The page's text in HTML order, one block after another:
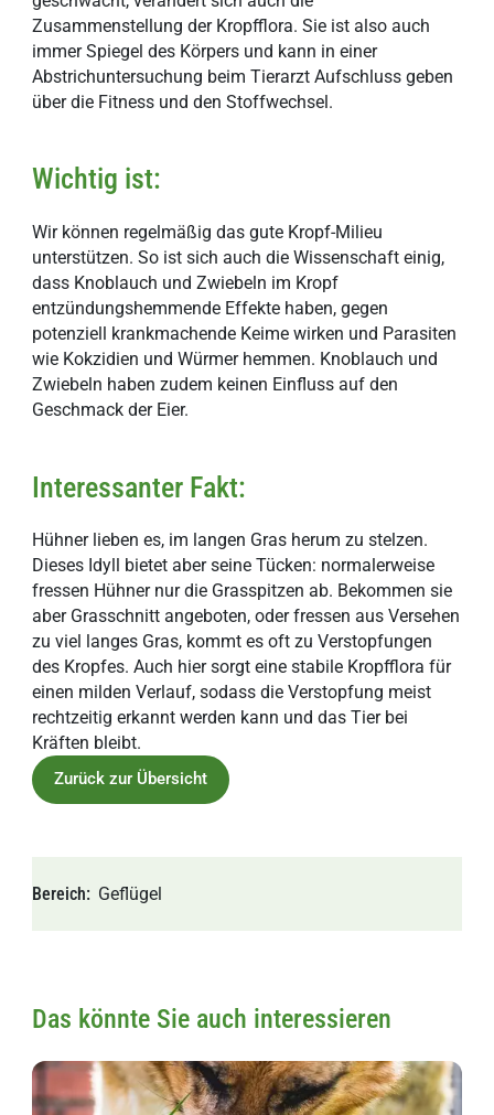
Zusammenstellung der Kropfflora. Sie ist also auch
immer Spiegel des Körpers und kann in einer
Abstrichuntersuchung beim Tierarzt Aufschluss geben
über die Fitness und den Stoffwechsel.
Wichtig ist:
Wir können regelmäßig das gute Kropf-Milieu
unterstützen. So ist sich auch die Wissenschaft einig,
dass Knoblauch und Zwiebeln im Kropf
entzündungshemmende Effekte haben, gegen
potenziell krankmachende Keime wirken und Parasiten
wie Kokzidien und Würmer hemmen. Knoblauch und
Zwiebeln haben zudem keinen Einfluss auf den
Geschmack der Eier.
Interessanter Fakt:
Hühner lieben es, im langen Gras herum zu stelzen.
Dieses Idyll bietet aber seine Tücken: normalerweise
fressen Hühner nur die Grasspitzen ab. Bekommen sie
aber Grasschnitt angeboten, oder fressen aus Versehen
zu viel langes Gras, kommt es oft zu Verstopfungen
des Kropfes. Auch hier sorgt eine stabile Kropfflora für
einen milden Verlauf, sodass die Verstopfung meist
rechtzeitig erkannt werden kann und das Tier bei
Kräften bleibt.
Bereich Geflügel
Das könnte Sie auch interessieren
Zurück zur Übersicht